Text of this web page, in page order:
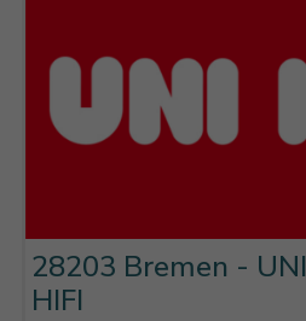
28203 Bremen - UNI
HIFI